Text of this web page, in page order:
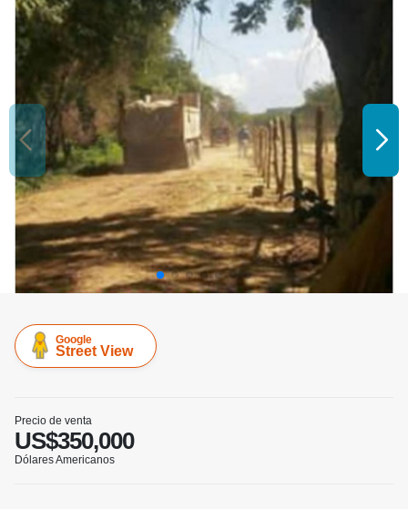
Google
Street View
Precio de venta
US$350,000
Dólares Americanos